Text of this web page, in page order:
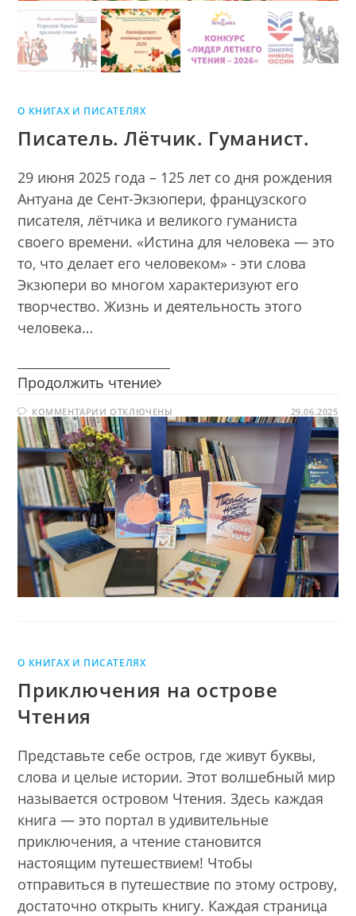
О КНИГАХ И ПИСАТЕЛЯХ
Писатель. Лётчик. Гуманист.
29 июня 2025 года – 125 лет со дня рождения
Антуана де Сент-Экзюпери, французского
писателя, лётчика и великого гуманиста
своего времени. «Истина для человека — это
то, что делает его человеком» - эти слова
Экзюпери во многом характеризуют его
творчество. Жизнь и деятельность этого
человека…
Продолжить чтение Писатель.
Гуманист.
КОММЕНТАРИИ К
ЗАПИСИ
ПИСАТЕЛЬ.
ЛЁТЧИК.
ГУМАНИСТ.
ОТКЛЮЧЕНЫ 29.06.2025
О КНИГАХ И ПИСАТЕЛЯХ
Приключения на острове
Чтения
Представьте себе остров, где живут буквы,
слова и целые истории. Этот волшебный мир
называется островом Чтения. Здесь каждая
книга — это портал в удивительные
приключения, а чтение становится
настоящим путешествием! Чтобы
отправиться в путешествие по этому острову,
достаточно открыть книгу. Каждая страница